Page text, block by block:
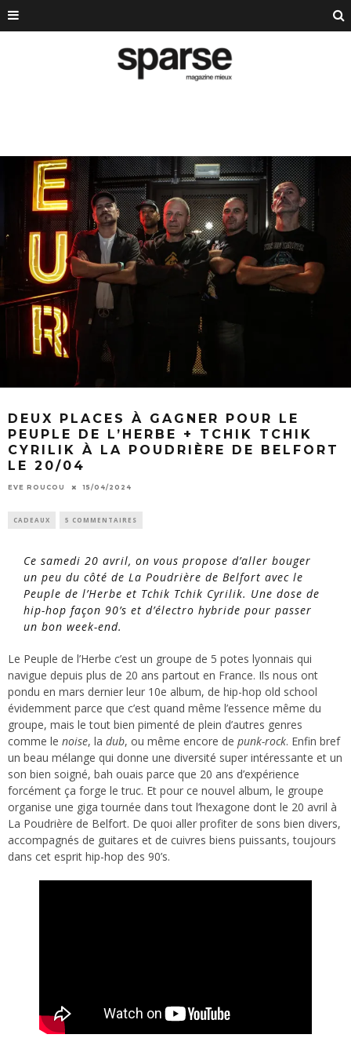
DEUX PLACES À GAGNER POUR LE
PEUPLE DE L’HERBE + TCHIK TCHIK
CYRILIK À LA POUDRIÈRE DE BELFORT
LE 20/04
EVE ROUCOU 15/04/2024
CADEAUX 5 COMMENTAIRES
Ce samedi 20 avril, on vous propose d’aller bouger
un peu du côté de La Poudrière de Belfort avec le
Peuple de l’Herbe et Tchik Tchik Cyrilik. Une dose de
hip-hop façon 90’s et d’électro hybride pour passer
un bon week-end.
Le Peuple de l’Herbe c’est un groupe de 5 potes lyonnais qui
navigue depuis plus de 20 ans partout en France. Ils nous ont
pondu en mars dernier leur 10e album, de hip-hop old school
évidemment parce que c’est quand même l’essence même du
groupe, mais le tout bien pimenté de plein d’autres genres
comme le noise, la dub, ou même encore de punk-rock. Enfin bref
un beau mélange qui donne une diversité super intéressante et un
son bien soigné, bah ouais parce que 20 ans d’expérience
forcément ça forge le truc. Et pour ce nouvel album, le groupe
organise une giga tournée dans tout l’hexagone dont le 20 avril à
La Poudrière de Belfort. De quoi aller profiter de sons bien divers,
accompagnés de guitares et de cuivres biens puissants, toujours
dans cet esprit hip-hop des 90’s.